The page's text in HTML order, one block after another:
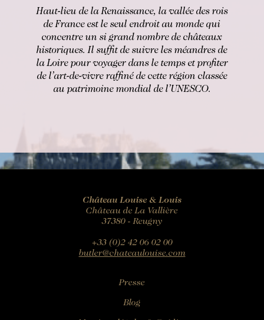
Pour les dates "sur demande",
merci de contacter l’hôtel directement:
Tel: +33 2 42 06 02 00
Fax: +33 1 40 29 07 00
butler@chateaulouise.com
Haut-lieu de la Renaissance, la vallée des rois
de France est le seul endroit au monde qui
concentre un si grand nombre de châteaux
historiques. Il suffit de suivre les méandres de
la Loire pour voyager dans le temps et profiter
de l’art-de-vivre raffiné de cette région classée
au patrimoine mondial de l’UNESCO.
Château Louise & Louis
Château de La Vallière
37380 - Reugny
+33 (0)2 42 06 02 00
butler@chateaulouise.com
Presse
Blog